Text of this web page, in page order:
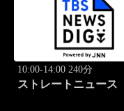
10:00-14:00 240分
ストレートニュース